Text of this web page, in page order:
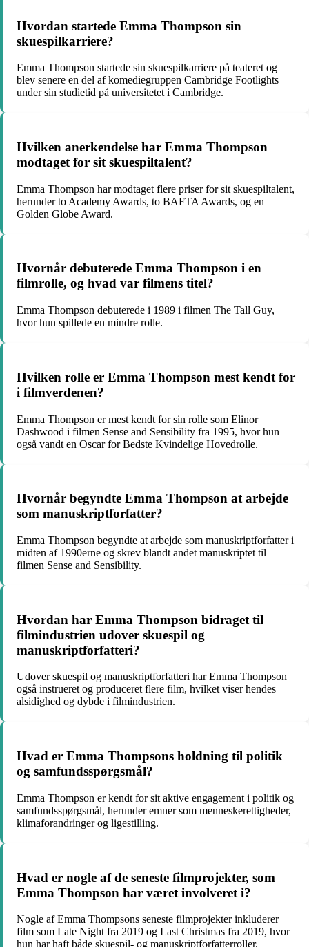
Hvordan startede Emma Thompson sin
skuespilkarriere?
Emma Thompson startede sin skuespilkarriere på teateret og
blev senere en del af komediegruppen Cambridge Footlights
under sin studietid på universitetet i Cambridge.
Hvilken anerkendelse har Emma Thompson
modtaget for sit skuespiltalent?
Emma Thompson har modtaget flere priser for sit skuespiltalent,
herunder to Academy Awards, to BAFTA Awards, og en
Golden Globe Award.
Hvornår debuterede Emma Thompson i en
filmrolle, og hvad var filmens titel?
Emma Thompson debuterede i 1989 i filmen The Tall Guy,
hvor hun spillede en mindre rolle.
Hvilken rolle er Emma Thompson mest kendt for
i filmverdenen?
Emma Thompson er mest kendt for sin rolle som Elinor
Dashwood i filmen Sense and Sensibility fra 1995, hvor hun
også vandt en Oscar for Bedste Kvindelige Hovedrolle.
Hvornår begyndte Emma Thompson at arbejde
som manuskriptforfatter?
Emma Thompson begyndte at arbejde som manuskriptforfatter i
midten af 1990erne og skrev blandt andet manuskriptet til
filmen Sense and Sensibility.
Hvordan har Emma Thompson bidraget til
filmindustrien udover skuespil og
manuskriptforfatteri?
Udover skuespil og manuskriptforfatteri har Emma Thompson
også instrueret og produceret flere film, hvilket viser hendes
alsidighed og dybde i filmindustrien.
Hvad er Emma Thompsons holdning til politik
og samfundsspørgsmål?
Emma Thompson er kendt for sit aktive engagement i politik og
samfundsspørgsmål, herunder emner som menneskerettigheder,
klimaforandringer og ligestilling.
Hvad er nogle af de seneste filmprojekter, som
Emma Thompson har været involveret i?
Nogle af Emma Thompsons seneste filmprojekter inkluderer
film som Late Night fra 2019 og Last Christmas fra 2019, hvor
hun har haft både skuespil- og manuskriptforfatterroller.